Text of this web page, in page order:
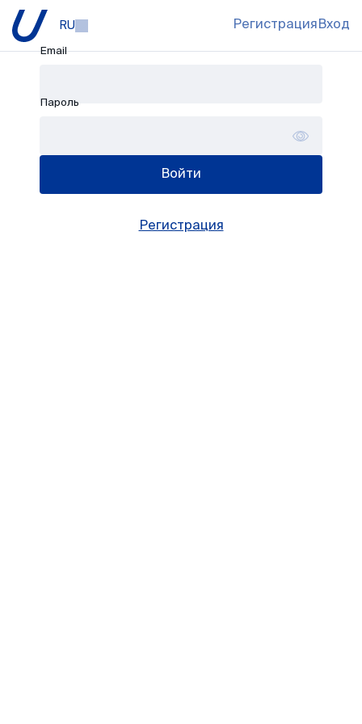
RU Регистрация Вход
Email
Пароль
Войти
Регистрация